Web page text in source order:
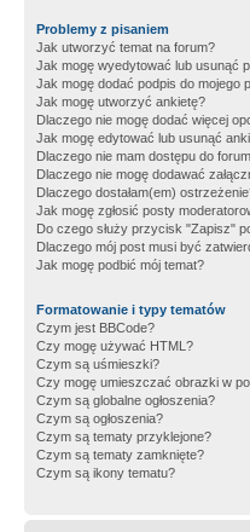
Problemy z pisaniem
Jak utworzyć temat na forum?
Jak mogę wyedytować lub usunąć
Jak mogę dodać podpis do mojego
Jak mogę utworzyć ankietę?
Dlaczego nie mogę dodać więcej
Jak mogę edytować lub usunąć
Dlaczego nie mam dostępu do
Dlaczego nie mogę dodawać
Dlaczego dostałam(em)
Jak mogę zgłosić posty
Do czego służy przycisk "Zapisz"
Dlaczego mój post musi być
Jak mogę podbić mój temat?
Formatowanie i typy tematów
Czym jest BBCode?
Czy mogę używać HTML?
Czym są uśmieszki?
Czy mogę umieszczać obrazki w
Czym są globalne ogłoszenia?
Czym są ogłoszenia?
Czym są tematy przyklejone?
Czym są tematy zamknięte?
Czym są ikony tematu?